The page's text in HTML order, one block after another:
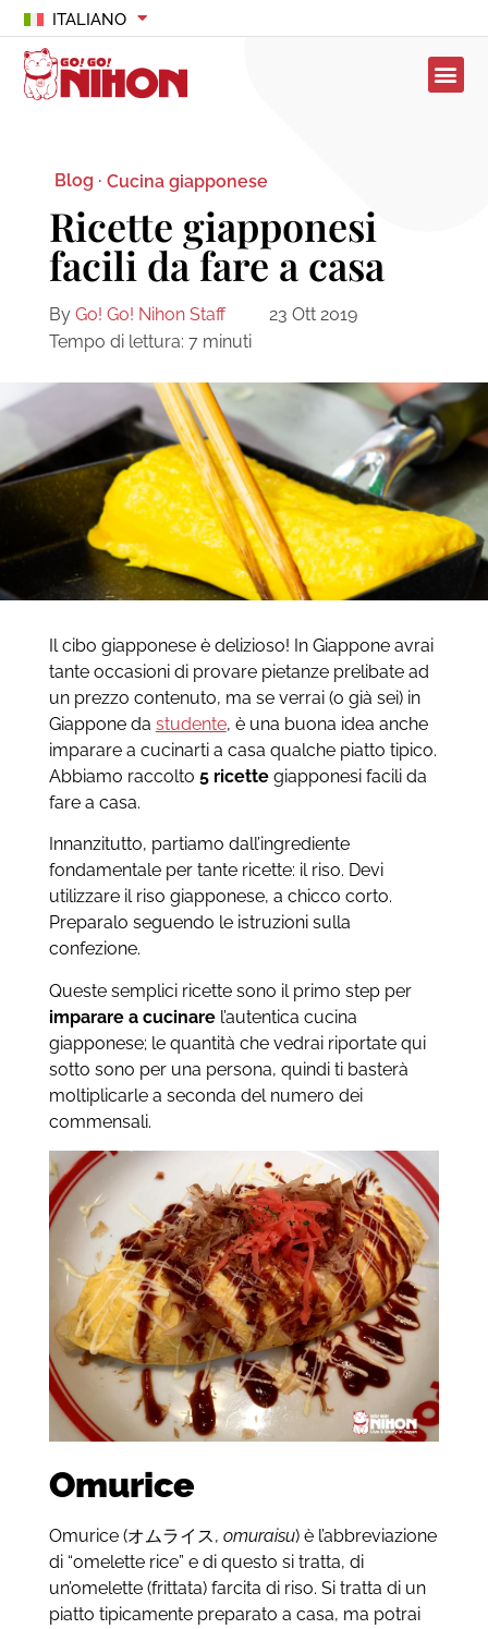
ITALIANO
Blog · Cucina giapponese
Ricette giapponesi
facili da fare a casa
By Go! Go! Nihon Staff
23 Ott 2019
Tempo di lettura: 7 minuti
Il cibo giapponese è delizioso! In Giappone avrai
tante occasioni di provare pietanze prelibate ad
un prezzo contenuto, ma se verrai (o già sei) in
Giappone da studente, è una buona idea anche
imparare a cucinarti a casa qualche piatto tipico.
Abbiamo raccolto 5 ricettegiapponesi facili da
fare a casa.
Innanzitutto, partiamo dall’ingrediente
fondamentale per tante ricette: il riso. Devi
utilizzare il riso giapponese, a chicco corto.
Preparalo seguendo le istruzioni sulla
confezione.
Queste semplici ricette sono il primo step per
imparare a cucinarel’autentica cucina
giapponese; le quantità che vedrai riportate qui
sotto sono per una persona, quindi ti basterà
moltiplicarle a seconda del numero dei
commensali.
Omurice
Omurice (オムライス, omuraisu) è l’abbreviazione
di “omelette rice” e di questo si tratta, di
un’omelette (frittata) farcita di riso. Si tratta di un
piatto tipicamente preparato a casa, ma potrai